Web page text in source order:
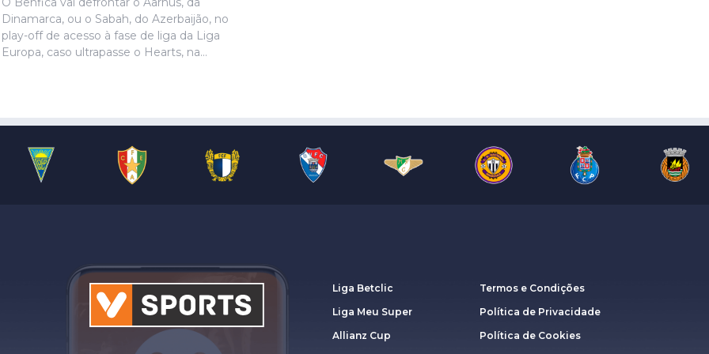
Dinamarca, ou o Sabah, do Azerbaijão, no
play-off de acesso à fase de liga da Liga
Europa, caso ultrapasse o Hearts, na
Liga Betclic
Liga Meu Super
Allianz Cup
Termos e Condições
Política de Privacidade
Política de Cookies